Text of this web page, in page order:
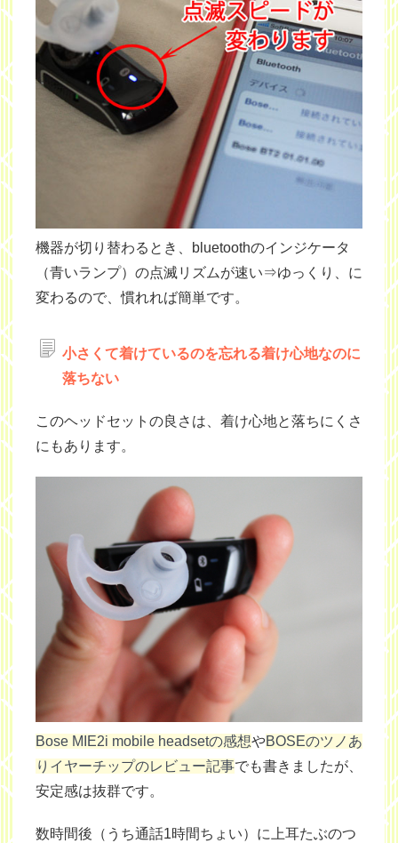
機器が切り替わるとき、bluetoothのインジケータ
（青いランプ）の点滅リズムが速い⇒ゆっくり、に
変わるので、慣れれば簡単です。
小さくて着けているのを忘れる着け心地なのに
落ちない
このヘッドセットの良さは、着け心地と落ちにくさ
にもあります。
Bose MIE2i mobile headsetの感想やBOSEのツノあ
りイヤーチップのレビュー記事でも書きましたが、
安定感は抜群です。
数時間後（うち通話1時間ちょい）に上耳たぶのつ